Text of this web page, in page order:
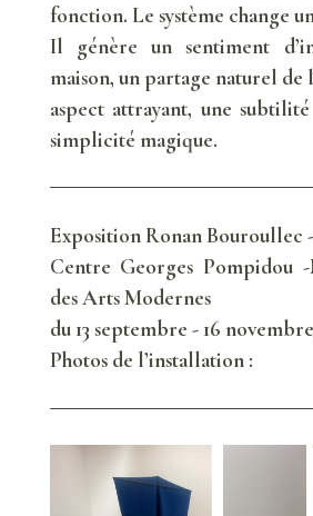
fonction. Le système change
Il génère un sentiment
maison, un partage naturel de
aspect attrayant, une
simplicité magique.
Exposition Ronan Bouroullec -
Centre Georges Pompidou -
des Arts Modernes
du 13 septembre - 16
Photos de l’installation :